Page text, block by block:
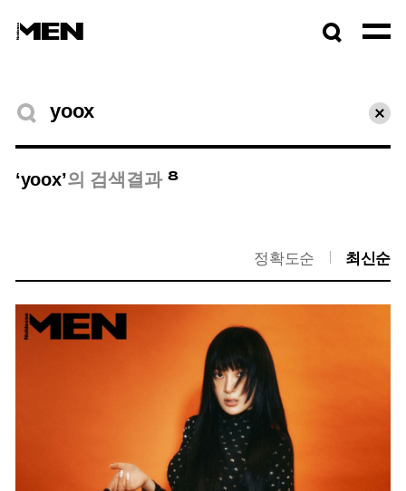
검색결과
초기
‘yoox’의 검색결과 8
정확도순 최신순